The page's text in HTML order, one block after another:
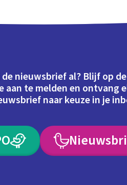
nieuwsbrief al? Blijf op de
aan te melden en ontvang
naar keuze in je